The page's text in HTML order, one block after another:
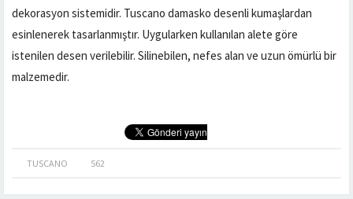
dekorasyon sistemidir. Tuscano damasko desenli kumaşlardan
esinlenerek tasarlanmıştır. Uygularken kullanılan alete göre
istenilen desen verilebilir. Silinebilen, nefes alan ve uzun ömürlü bir
malzemedir.
TUSCANO 562